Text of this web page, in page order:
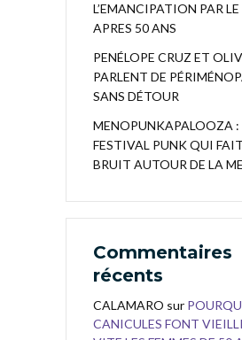
L’EMANCIPATION PAR
APRES 50 ANS
PENÉLOPE CRUZ ET
PARLENT DE
SANS DÉTOUR
MENOPUNKAPALOOZA :
FESTIVAL PUNK QUI
BRUIT AUTOUR DE LA
Commentaires
récents
CALAMARO sur
CANICULES FONT